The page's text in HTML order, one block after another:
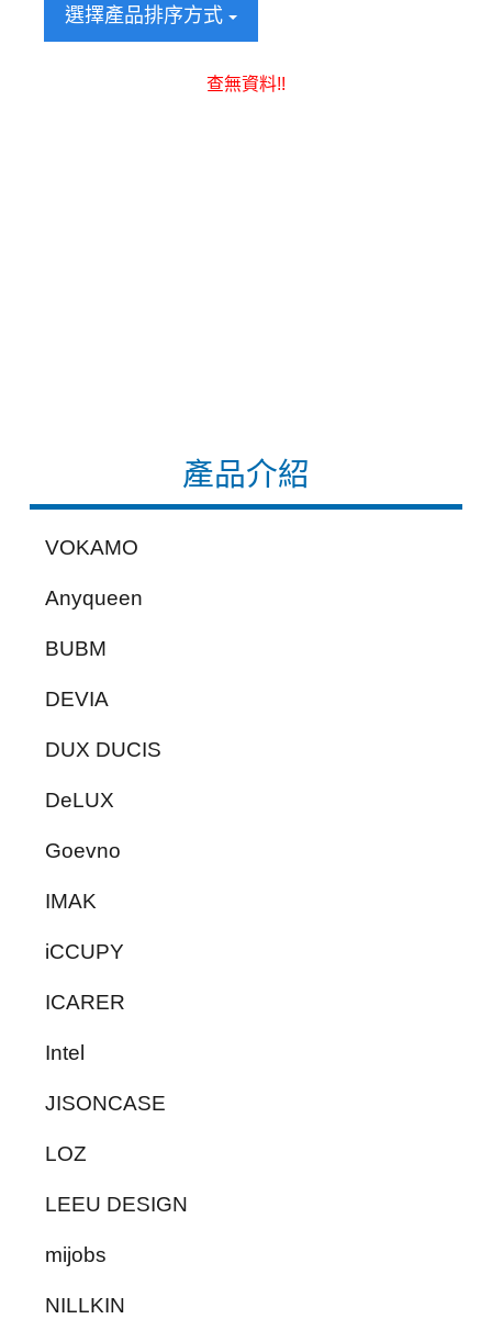
產品介紹
VOKAMO
Anyqueen
BUBM
DEVIA
DUX DUCIS
DeLUX
Goevno
IMAK
iCCUPY
ICARER
Intel
JISONCASE
LOZ
LEEU DESIGN
mijobs
NILLKIN
選擇產品排序方式
查無資料!!